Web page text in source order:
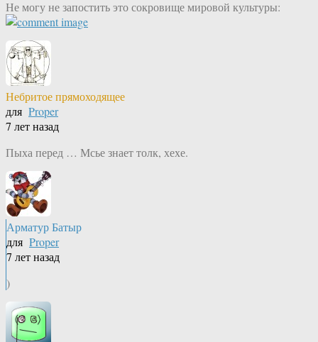
Не могу не запостить это сокровище мировой культуры:
Небритое прямоходящее
для Proper
7 лет назад
Пыха перед … Мсье знает толк, хехе.
Арматур Батыр
для Proper
7 лет назад
)